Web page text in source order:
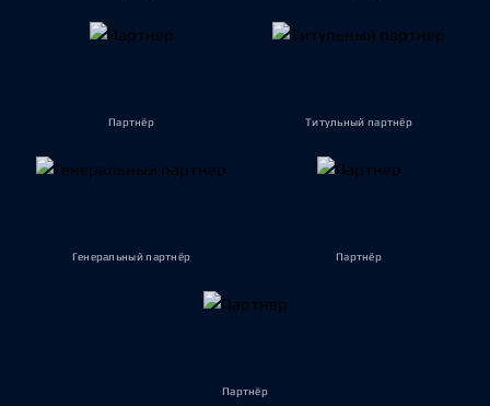
Партнёр Титульный партнёр
Генеральный партнёр Партнёр
Партнёр